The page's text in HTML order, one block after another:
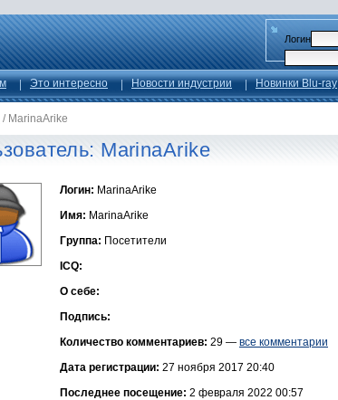
Логин
Это интересно Новости индустрии Новинки Blu-ray
/ MarinaArike
MarinaArike
Логин: MarinaArike
Имя: MarinaArike
Группа: Посетители
ICQ:
О себе:
Подпись:
Количество комментариев: 29 — все комментарии
Дата регистрации: 27 ноября 2017 20:40
Последнее посещение: 2 февраля 2022 00:57